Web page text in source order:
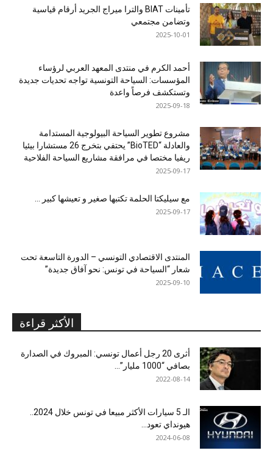
تأمينات BIAT والترا ميراج الجريد أرقام قياسية
وتضامن مجتمعي
2025-10-01
أحمد الكرم في منتدى المعهد العربي لرؤساء
المؤسسات: السياحة التونسية تواجه تحديات جديدة
وتستكشف فرصاً واعدة
2025-09-18
مشروع تطوير السياحة البيولوجية المستدامة
والعادلة “BioTED” يحتفي بتخرج 26 مستشارا بيئيا
ريفيا مختصا في مرافقة مشاريع السياحة الفلاحية
2025-09-17
مع سيليكتا الحلمة تكتبها صغير و تعيشها كبير …
2025-09-17
المنتدى الاقتصادي التونسي – الدورة التاسعة تحت
شعار “السياحة في تونس: نحو آفاق جديدة”
2025-09-10
الأكثر قراءة
أثرى 20 رجل أعمال تونسي: المبروك في الصدارة
بصافي “1000 مليار”...
2022-08-14
هيونداي تعود...
2024-06-08